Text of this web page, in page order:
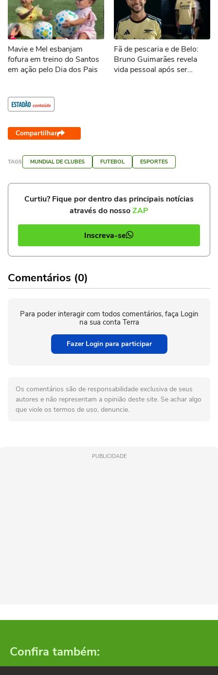
Mavie e Mel esbanjam
fofura em treino do Santos
em ação pelo Dia dos Pais
Fã de pescaria e de Belo:
Bruno Guimarães revela
vida pessoal após ser
Compartilhar
TAGS MUNDIAL DE CLUBES FUTEBOL ESPORTES
Curtiu? Fique por dentro das principais notícias
através do nossoZAP
Inscreva-se
Comentários (0)
Para poder interagir com todos comentários, faça Login
na sua conta Terra
Fazer Login para participar
Os comentários são de responsabilidade exclusiva de seus
autores e não representam a opinião deste site. Se achar algo
que viole os termos de uso, denuncie.
PUBLICIDADE
Confira também: